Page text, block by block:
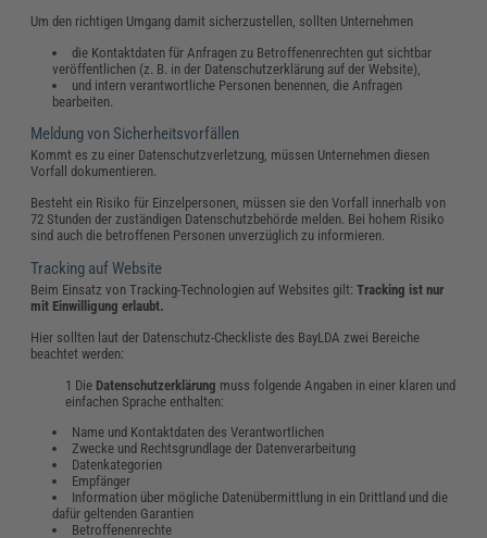
Um den richtigen Umgang damit sicherzustellen, sollten Unternehmen
die Kontaktdaten für Anfragen zu Betroffenenrechten gut sichtbar
veröffentlichen (z. B. in der Datenschutzerklärung auf der Website),
und intern verantwortliche Personen benennen, die Anfragen
bearbeiten.
Meldung von Sicherheitsvorfällen
Kommt es zu einer Datenschutzverletzung, müssen Unternehmen diesen
Vorfall dokumentieren.
Besteht ein Risiko für Einzelpersonen, müssen sie den Vorfall innerhalb von
72 Stunden der zuständigen Datenschutzbehörde melden. Bei hohem Risiko
sind auch die betroffenen Personen unverzüglich zu informieren.
Tracking auf Website
Beim Einsatz von Tracking-Technologien auf Websites gilt:Tracking ist nur
mit Einwilligung erlaubt.
Hier sollten laut der Datenschutz-Checkliste des BayLDA zwei Bereiche
beachtet werden:
Die Datenschutzerklärung muss folgende Angaben in einer klaren und
einfachen Sprache enthalten:
Name und Kontaktdaten des Verantwortlichen
Zwecke und Rechtsgrundlage der Datenverarbeitung
Datenkategorien
Empfänger
Information über mögliche Datenübermittlung in ein Drittland und die
dafür geltenden Garantien
Betroffenenrechte